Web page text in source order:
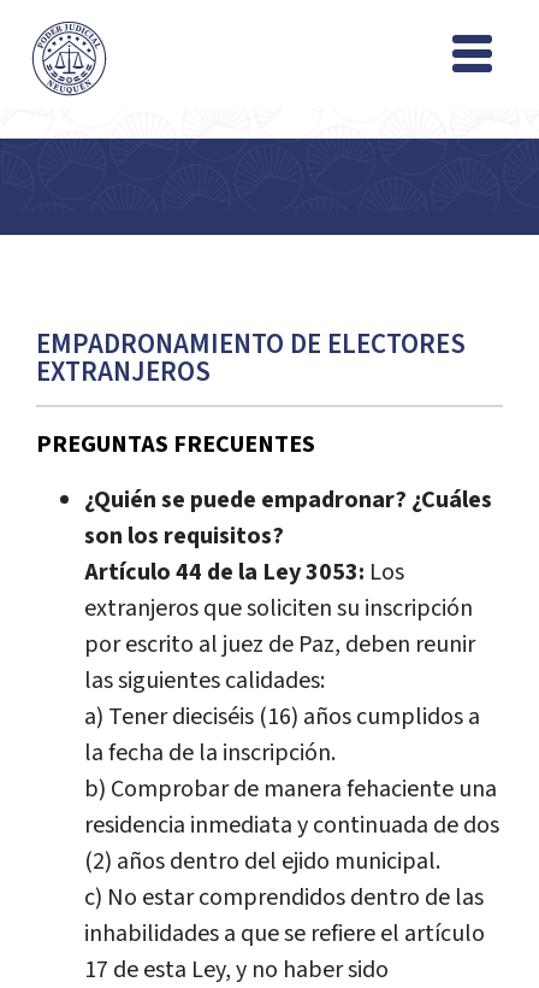
EMPADRONAMIENTO DE ELECTORES
EXTRANJEROS
PREGUNTAS FRECUENTES
¿Quién se puede empadronar? ¿Cuáles
son los requisitos?
Artículo 44 de la Ley 3053: Los
extranjeros que soliciten su inscripción
por escrito al juez de Paz, deben reunir
las siguientes calidades:
a) Tener dieciséis (16) años cumplidos a
la fecha de la inscripción.
b) Comprobar de manera fehaciente una
residencia inmediata y continuada de dos
(2) años dentro del ejido municipal.
c) No estar comprendidos dentro de las
inhabilidades a que se refiere el artículo
17 de esta Ley, y no haber sido